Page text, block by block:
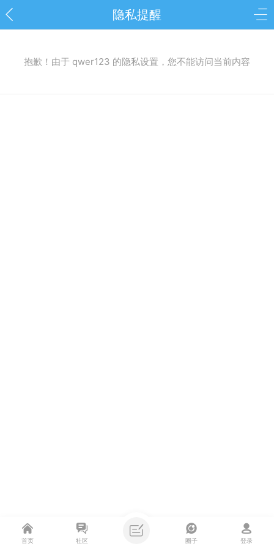
隐私提醒
抱歉！由于 qwer123 的隐私设置，您不能访问当前内容
首页 社区 圈子 登录